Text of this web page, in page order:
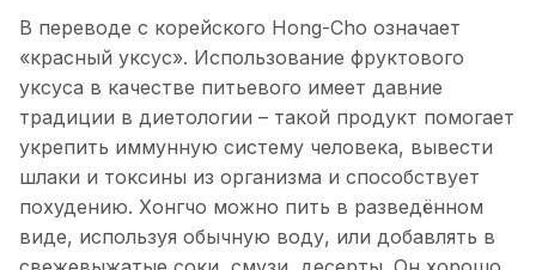
В переводе с корейского Hong-Cho означает
«красный уксус». Использование фруктового
уксуса в качестве питьевого имеет давние
традиции в диетологии – такой продукт помогает
укрепить иммунную систему человека, вывести
шлаки и токсины из организма и способствует
похудению. Хонгчо можно пить в разведённом
виде, используя обычную воду, или добавлять в